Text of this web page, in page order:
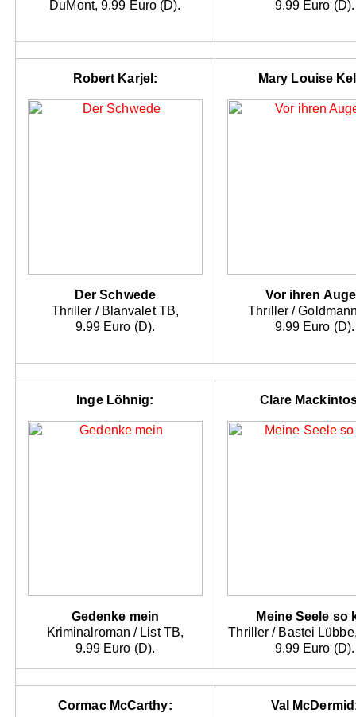
DuMont, 9.99 Euro (D). 9.99 Euro (D).
Robert Karjel:
Der Schwede
Thriller / Blanvalet TB,
9.99 Euro (D).
Mary Louise
Vor ihren
Thriller /
9.99 Euro (D).
Inge Löhnig:
Gedenke mein
Kriminalroman / List TB,
9.99 Euro (D).
Clare
Meine Seele so
Thriller / Bastei
9.99 Euro (D).
Cormac McCarthy: Val